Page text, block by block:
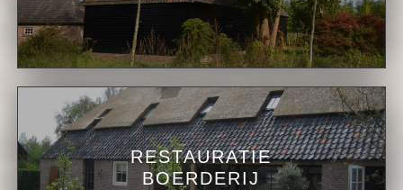
RESTAURATIE
BOERDERIJ